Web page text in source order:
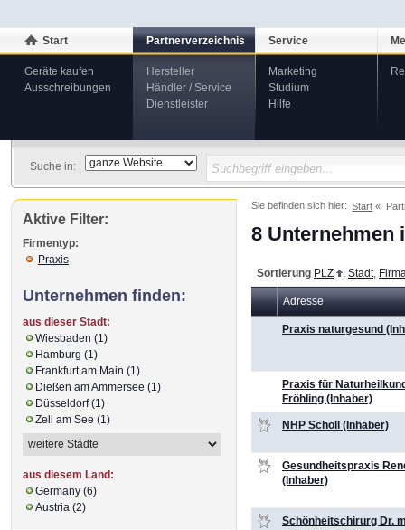
Start
Geräte kaufen
Ausschreibungen
Partnerverzeichnis
Hersteller
Händler / Service
Dienstleister
Service
Marketing
Studium
Hilfe
Suche in:
Sie befinden sich hier: Start
8 Unternehmen
Sortierung PLZ Stadt,
Adresse
Praxis naturgesund
Praxis für
Fröhling (Inhaber)
NHP Scholl (Inhaber)
Gesundheitspraxis
(Inhaber)
Schönheitschirurg Dr.
Aktive Filter:
Firmentyp:
Praxis
Unternehmen finden:
aus dieser Stadt:
Wiesbaden (1)
Hamburg (1)
Frankfurt am Main (1)
Dießen am Ammersee (1)
Düsseldorf (1)
Zell am See (1)
aus diesem Land:
Germany (6)
Austria (2)